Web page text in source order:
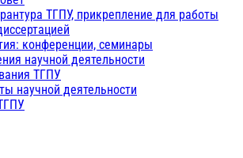
ТГПУ, прикрепление для работы
конференции, семинары
научной деятельности
ТГПУ
научной деятельности